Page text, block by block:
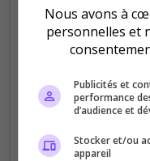
0
100
Sept Oct Nov Déc
Votes
Nous avons à
personnelles et
Publicités et
performance
d’audience et
Stocker et/ou
appareil